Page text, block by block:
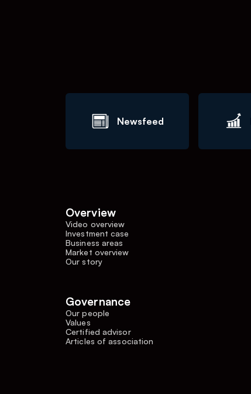
Newsfeed
Overview
Video overview
Investment case
Business areas
Market overview
Our story
Governance
Our people
Values
Certified advisor
Articles of association